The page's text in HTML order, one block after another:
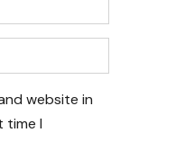
website in
time I